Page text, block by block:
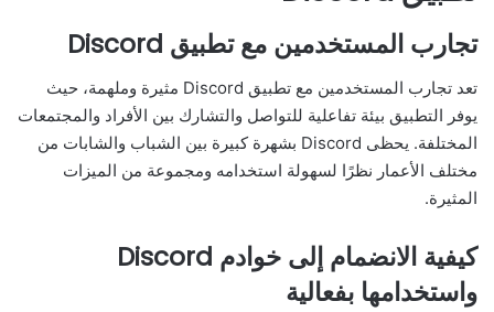
تجارب المستخدمين مع تطبيق Discord
تعد تجارب المستخدمين مع تطبيق Discord مثيرة وملهمة، حيث
يوفر التطبيق بيئة تفاعلية للتواصل والتشارك بين الأفراد والمجتمعات
المختلفة. يحظى Discord بشهرة كبيرة بين الشباب والشابات من
مختلف الأعمار نظرًا لسهولة استخدامه ومجموعة من الميزات
المثيرة.
كيفية الانضمام إلى خوادم Discord
واستخدامها بفعالية